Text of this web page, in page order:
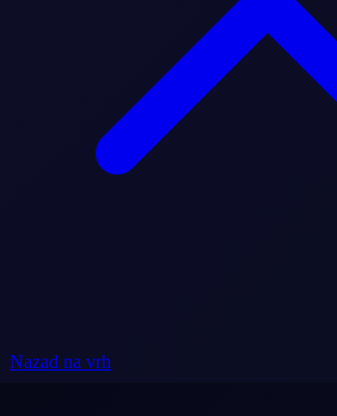
Nazad na vrh